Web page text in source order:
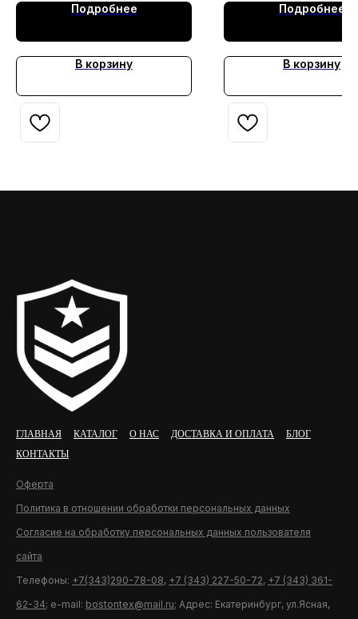
Подробнее
В корзину
Подробнее
В корзину
ГЛАВНАЯ КАТАЛОГ О НАС ДОСТАВКА И ОПЛАТА
БЛОГ
КОНТАКТЫ
Оферта
Политика в отношении обработки персональных данных
Согласие на обработку персональных данных пользователя
сайта
Телефоны: +7(343)290-78-08, +7 (343) 227-50-72, +7 (343) 361-
62-34; e-mail: bostontex@mail.ru; Адрес: Екатеринбург, ул.Ясная,